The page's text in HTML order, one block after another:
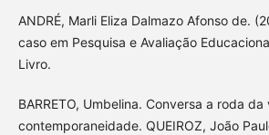
ANDRÉ, Marli Eliza Dalmazo Afonso de.
caso em Pesquisa e Avaliação
Livro.
BARRETO, Umbelina. Conversa a roda
contemporaneidade. QUEIROZ, João